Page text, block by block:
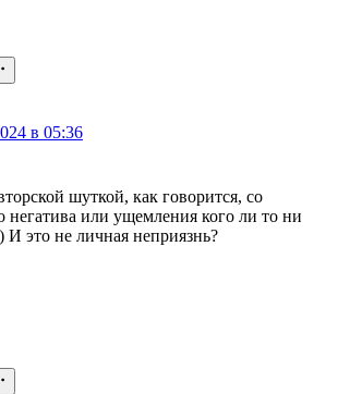
в 05:36
шуткой, как говорится, со
или ущемления кого ли то ни
это не личная неприязнь?